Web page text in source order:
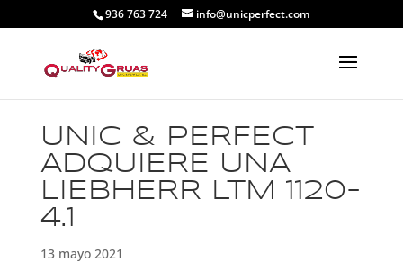
936 763 724 info@unicperfect.com
UNIC & PERFECT
ADQUIERE UNA
LIEBHERR LTM 1120-
4.1
13 mayo 2021